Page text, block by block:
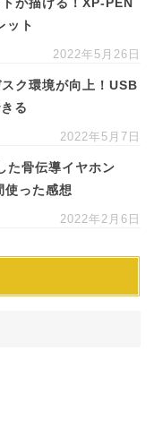
が描ける！XP-PEN
ット
2022年5月26日
ク環境が向上！USB
る
2022年5月7日
た骨伝導イヤホン
った感想
2022年2月6日